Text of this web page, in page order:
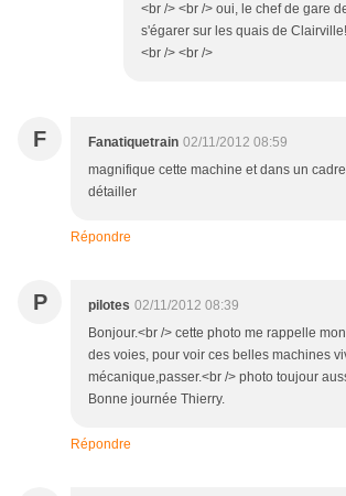
<br /> <br /> oui, le chef de gare
s'égarer sur les quais de
<br /> <br />
F Fanatiquetrain 02/11/2012 08:59
magnifique cette machine et dans un
détailler
Répondre
P pilotes 02/11/2012 08:39
Bonjour.<br /> cette photo me rappelle
des voies, pour voir ces belles machines
mécanique,passer.<br /> photo toujour
Bonne journée Thierry.
Répondre